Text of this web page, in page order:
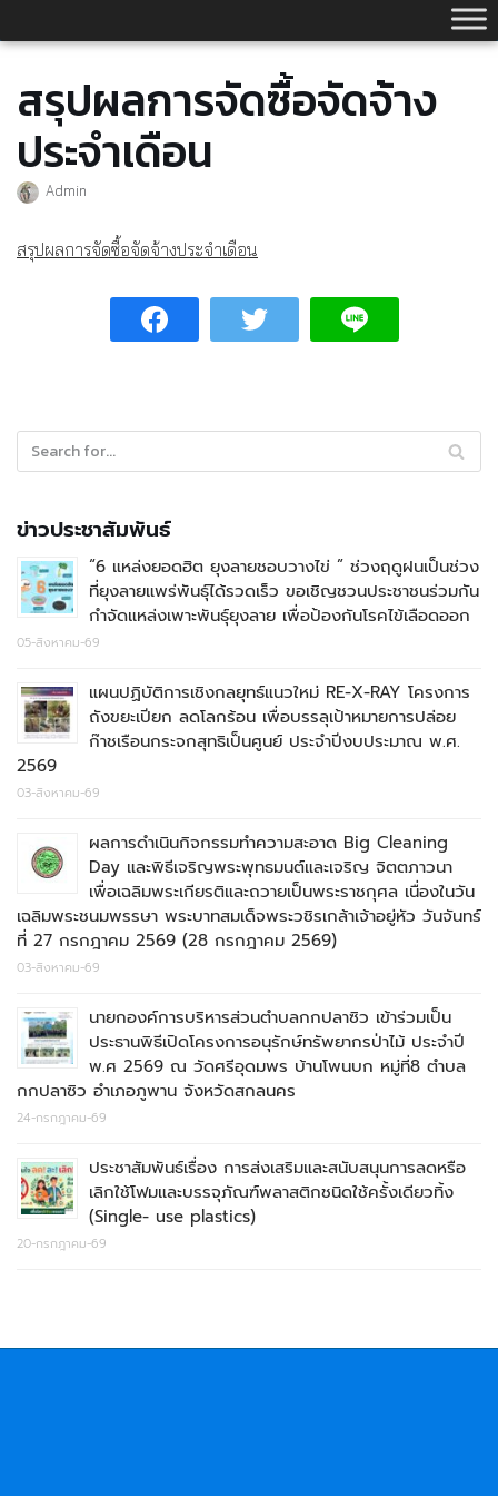
to
สรุปผลการจัดซื้อจัดจ้าง
ประจำเดือน
Admin
สรุปผลการจัดซื้อจัดจ้างประจำเดือน
ข่าวประชาสัมพันธ์
“6 แหล่งยอดฮิต ยุงลายชอบวางไข่ ” ช่วงฤดูฝนเป็นช่วง
ที่ยุงลายแพร่พันธุ์ได้รวดเร็ว ขอเชิญชวนประชาชนร่วมกัน
กำจัดแหล่งเพาะพันธุ์ยุงลาย เพื่อป้องกันโรคไข้เลือดออก
05-สิงหาคม-69
แผนปฏิบัติการเชิงกลยุทธ์แนวใหม่ RE-X-RAY โครงการ
ถังขยะเปียก ลดโลกร้อน เพื่อบรรลุเป้าหมายการปล่อย
ก๊าชเรือนกระจกสุทธิเป็นศูนย์ ประจำปีงบประมาณ พ.ศ.
2569
03-สิงหาคม-69
ผลการดำเนินกิจกรรมทำความสะอาด Big Cleaning
Day และพิธีเจริญพระพุทธมนต์และเจริญ จิตตภาวนา
เพื่อเฉลิมพระเกียรติและถวายเป็นพระราชกุศล เนื่องในวัน
เฉลิมพระชนมพรรษา พระบาทสมเด็จพระวชิรเกล้าเจ้าอยู่หัว วันจันทร์
ที่ 27 กรกฎาคม 2569 (28 กรกฎาคม 2569)
03-สิงหาคม-69
นายกองค์การบริหารส่วนตำบลกกปลาซิว เข้าร่วมเป็น
ประธานพิธีเปิดโครงการอนุรักษ์ทรัพยากรป่าไม้ ประจำปี
พ.ศ 2569 ณ วัดศรีอุดมพร บ้านโพนบก หมู่ที่8 ตำบล
กกปลาซิว อำเภอภูพาน จังหวัดสกลนคร
24-กรกฎาคม-69
ประชาสัมพันธ์เรื่อง การส่งเสริมและสนับสนุนการลดหรือ
เลิกใช้โฟมและบรรจุภัณฑ์พลาสติกชนิดใช้ครั้งเดียวทิ้ง
(Single- use plastics)
20-กรกฎาคม-69